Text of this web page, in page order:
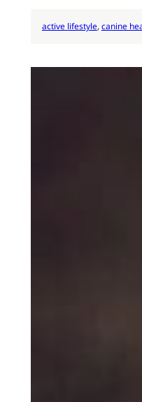
active lifestyle, canine